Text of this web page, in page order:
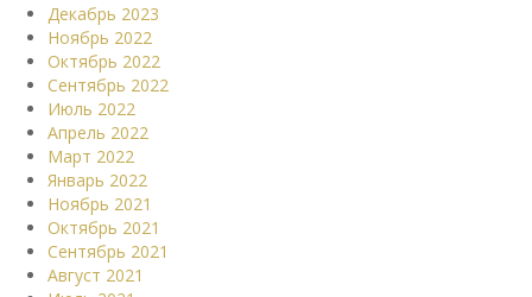
Декабрь 2023
Ноябрь 2022
Октябрь 2022
Сентябрь 2022
Июль 2022
Апрель 2022
Март 2022
Январь 2022
Ноябрь 2021
Октябрь 2021
Сентябрь 2021
Август 2021